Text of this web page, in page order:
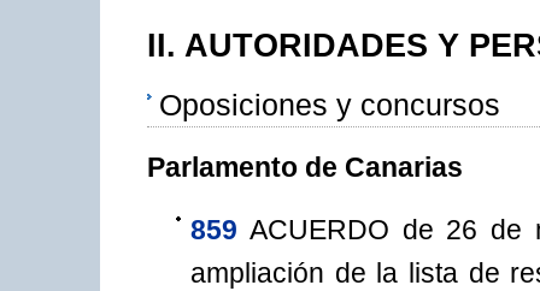
II. AUTORIDADES Y
Oposiciones y concursos
Parlamento de Canarias
859 ACUERDO de 26 de
ampliación de la lista de